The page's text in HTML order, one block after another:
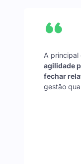
A principal
agilidade
fechar
gestão